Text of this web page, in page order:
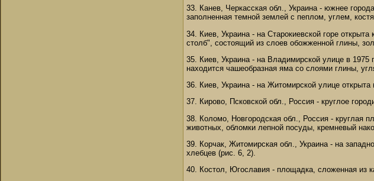
33. Канев, Черкасская обл., Украина - южнее
заполненная темной землей с пеплом, углем,
34. Киев, Украина - на Старокиевской горе
столб", состоящий из слоев обожженной глины,
35. Киев, Украина - на Владимирской улице в
находится чашеобразная яма со слоями глины,
36. Киев, Украина - на Житомирской улице
37. Кирово, Псковской обл., Россия - круглое
38. Коломо, Новгородская обл., Россия - круглая
животных, обломки лепной посуды, кремневый
39. Корчак, Житомирская обл., Украина - на
хлебцев (рис. 6, 2).
40. Костол, Югославия - площадка, сложенная из